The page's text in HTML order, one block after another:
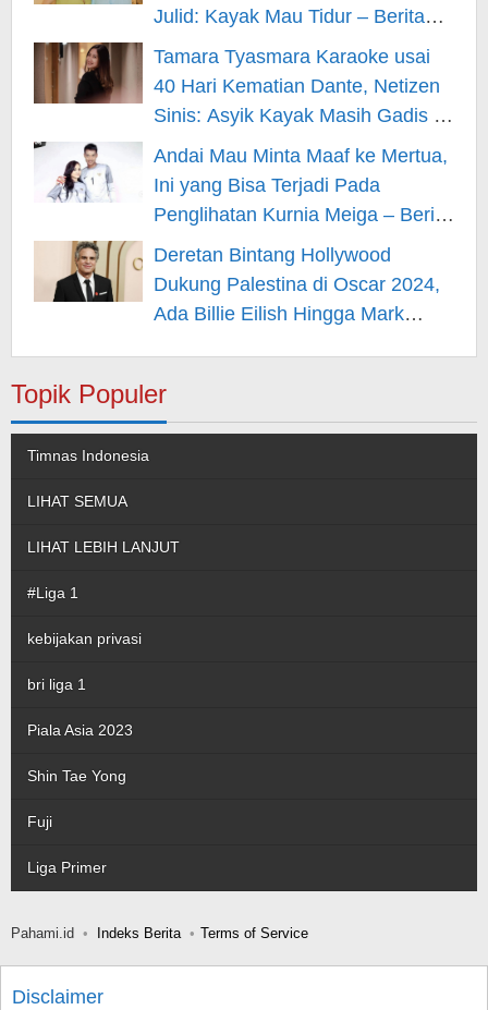
Julid: Kayak Mau Tidur – Berita
Hiburan
Tamara Tyasmara Karaoke usai
40 Hari Kematian Dante, Netizen
Sinis: Asyik Kayak Masih Gadis –
Berita Hiburan
Andai Mau Minta Maaf ke Mertua,
Ini yang Bisa Terjadi Pada
Penglihatan Kurnia Meiga – Berita
Hiburan
Deretan Bintang Hollywood
Dukung Palestina di Oscar 2024,
Ada Billie Eilish Hingga Mark
Topik Populer
Timnas Indonesia
LIHAT SEMUA
LIHAT LEBIH LANJUT
#Liga 1
kebijakan privasi
bri liga 1
Piala Asia 2023
Shin Tae Yong
Fuji
Liga Primer
Pahami.id Indeks Berita Terms of Service
Disclaimer